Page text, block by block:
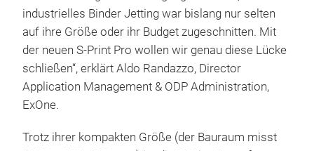
industrielles Binder Jetting war bislang nur selten
auf ihre Größe oder ihr Budget zugeschnitten. Mit
der neuen S-Print Pro wollen wir genau diese Lücke
schließen“, erklärt Aldo Randazzo, Director
Application Management & ODP Administration,
ExOne.
Trotz ihrer kompakten Größe (der Bauraum misst